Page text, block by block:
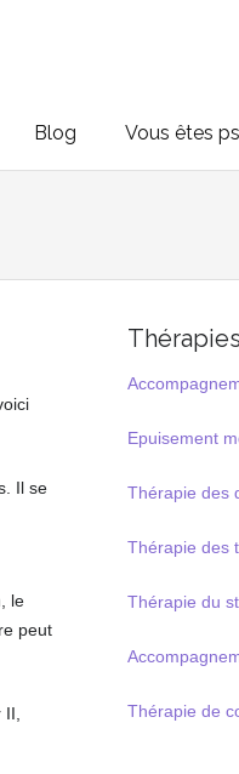
Blog Vous êtes
Il se
le
peut
Epuisement
Thérapie des
Thérapie des
Thérapie du
Thérapie de